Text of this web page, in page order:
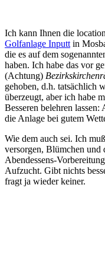
Ich kann Ihnen die
Golfanlage Inputt in
die es auf dem
haben. Ich habe das vor
(Achtung)
gehoben, d.h. tatsächlich
überzeugt, aber ich habe
Besseren belehren
die Anlage bei gutem
Wie dem auch sei. Ich
versorgen, Blümchen
Abendessens-
Aufzucht. Gibt nichts
fragt ja wieder keiner.